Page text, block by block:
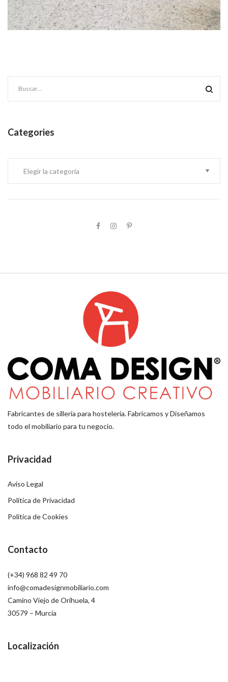
Categories
Categories
Fabricantes de sillería para hostelería. Fabricamos y Diseñamos
todo el mobiliario para tu negocio.
Privacidad
Aviso Legal
Política de Privacidad
Política de Cookies
Contacto
(+34) 968 82 49 70
info@comadesignmobiliario.com
Camino Viejo de Orihuela, 4
30579 – Murcia
Localización